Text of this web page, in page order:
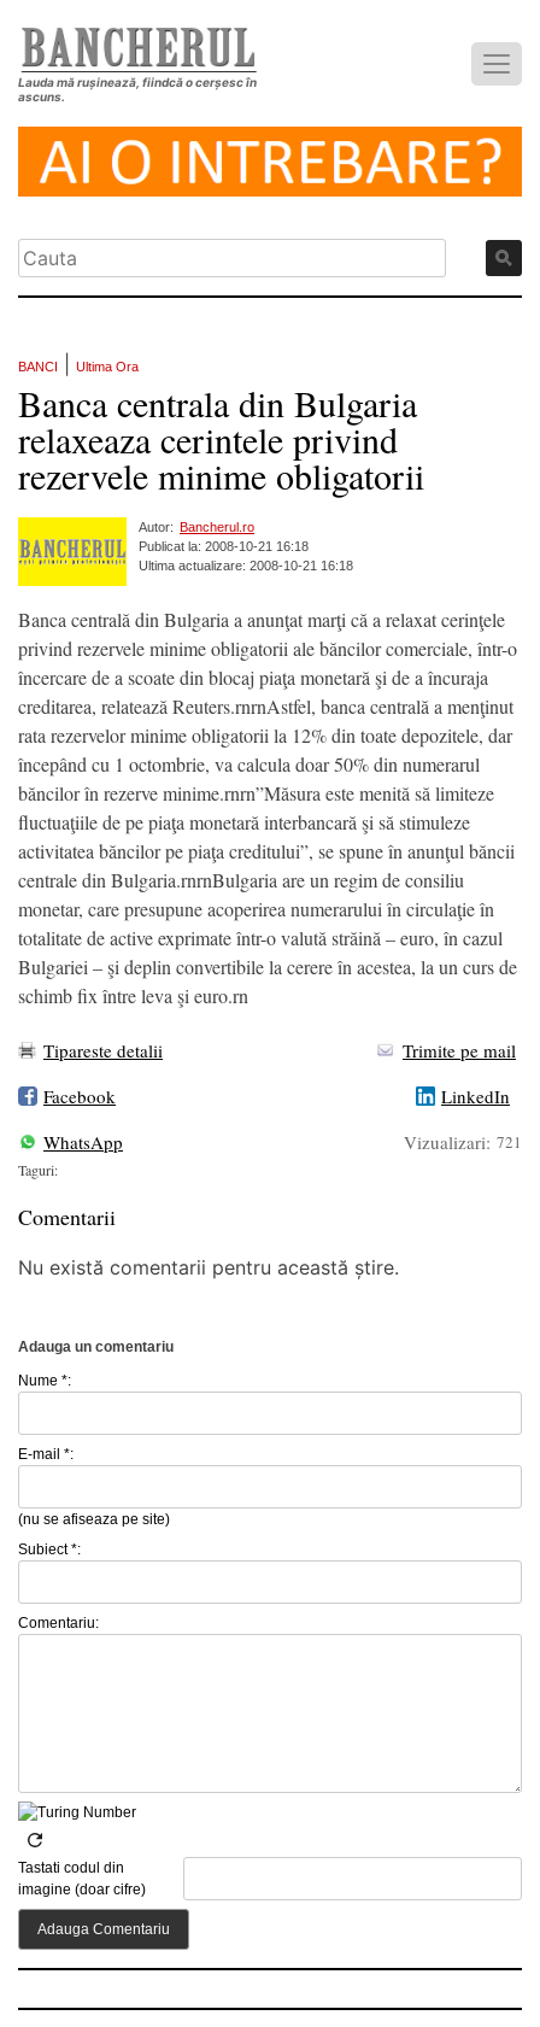
Lauda mă rușinează, fiindcă o cerșesc în
ascuns.
BANCI Ultima Ora
Banca centrala din Bulgaria
relaxeaza cerintele privind
rezervele minime obligatorii
Autor: Bancherul.ro
Publicat la: 2008-10-21 16:18
Ultima actualizare: 2008-10-21 16:18
Banca centrală din Bulgaria a anunţat marţi că a relaxat cerinţele
privind rezervele minime obligatorii ale băncilor comerciale, într-o
încercare de a scoate din blocaj piaţa monetară şi de a încuraja
creditarea, relatează Reuters.rnrnAstfel, banca centrală a menţinut
rata rezervelor minime obligatorii la 12% din toate depozitele, dar
începând cu 1 octombrie, va calcula doar 50% din numerarul
băncilor în rezerve minime.rnrn”Măsura este menită să limiteze
fluctuaţiile de pe piaţa monetară interbancară şi să stimuleze
activitatea băncilor pe piaţa creditului”, se spune în anunţul băncii
centrale din Bulgaria.rnrnBulgaria are un regim de consiliu
monetar, care presupune acoperirea numerarului în circulaţie în
totalitate de active exprimate într-o valută străină – euro, în cazul
Bulgariei – şi deplin convertibile la cerere în acestea, la un curs de
schimb fix între leva şi euro.rn
Tipareste detalii
Trimite pe mail
Facebook
LinkedIn
WhatsApp
Vizualizari: 721
Taguri:
Comentarii
Nu există comentarii pentru această știre.
Adauga un comentariu
Nume *:
E-mail *:
(nu se afiseaza pe site)
Subiect *:
Comentariu:
Tastati codul din
imagine (doar cifre)